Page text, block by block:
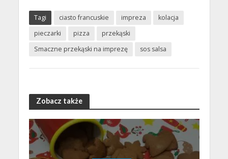
Tagi ciasto francuskie impreza
kolacja
pieczarki
pizza
przekąski
Smaczne przekąski na imprezę
sos salsa
Zobacz także